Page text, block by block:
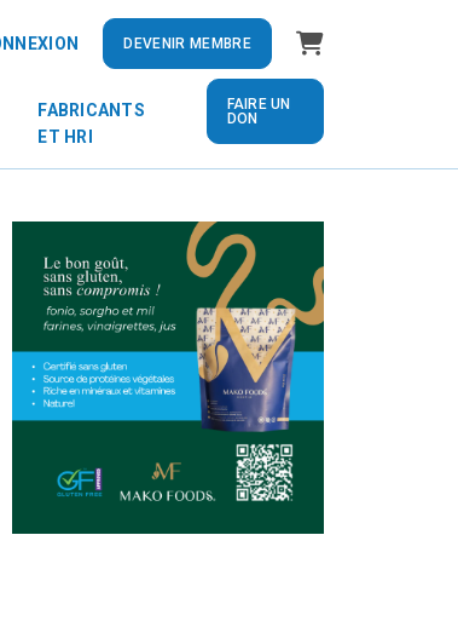
DEVENIR MEMBRE Panier
FABRICANTS
ET HRI
FAIRE UN
DON